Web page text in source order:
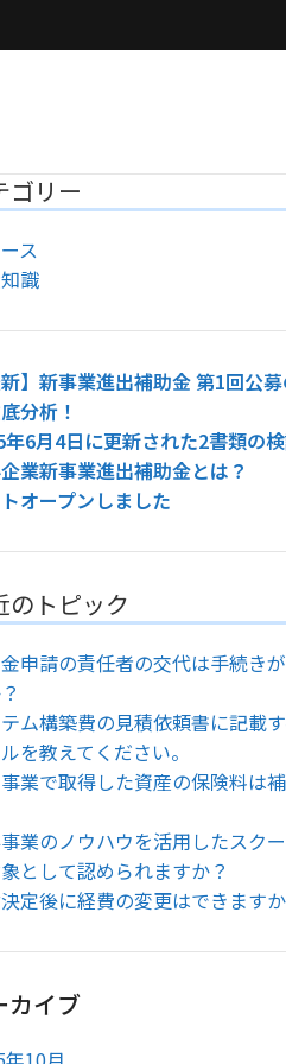
ゴリー
ス
識
新】新事業進出補助金 第1回公
分析！
年6月4日に更新された2書類の
業新事業進出補助金とは？
オープンしました
のトピック
申請の責任者の交代は手続き
ム構築費の見積依頼書に記載
を教えてください。
業で取得した資産の保険料は
業のノウハウを活用したスク
として認められますか？
定後に経費の変更はできます
カイブ